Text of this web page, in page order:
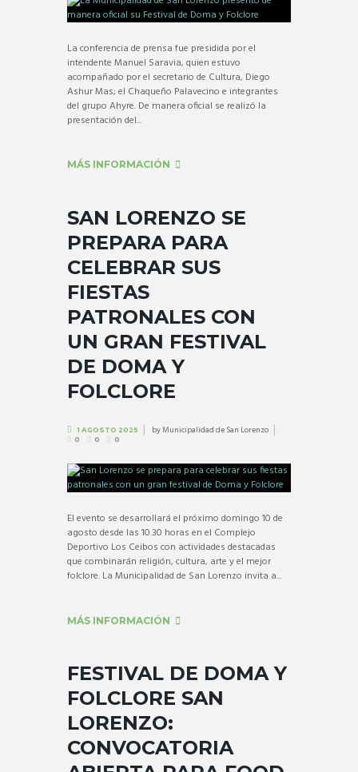
La conferencia de prensa fue presidida por el
intendente Manuel Saravia, quien estuvo
acompañado por el secretario de Cultura, Diego
Ashur Mas; el Chaqueño Palavecino e integrantes
del grupo Ahyre. De manera oficial se realizó la
presentación del...
MÁS INFORMACIÓN
SAN LORENZO SE
PREPARA PARA
CELEBRAR SUS
FIESTAS
PATRONALES CON
UN GRAN FESTIVAL
DE DOMA Y
FOLCLORE
1 AGOSTO 2025 byMunicipalidad de San Lorenzo
0 0 0
El evento se desarrollará el próximo domingo 10 de
agosto desde las 10.30 horas en el Complejo
Deportivo Los Ceibos con actividades destacadas
que combinarán religión, cultura, arte y el mejor
folclore. La Municipalidad de San Lorenzo invita a...
MÁS INFORMACIÓN
FESTIVAL DE DOMA Y
FOLCLORE SAN
LORENZO:
CONVOCATORIA